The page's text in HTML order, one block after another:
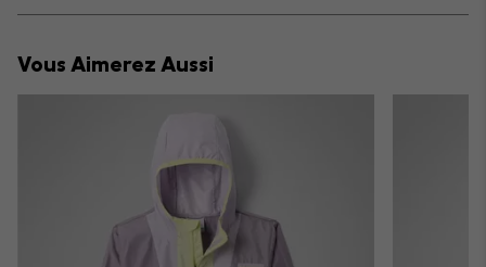
or
Vous Aimerez Aussi